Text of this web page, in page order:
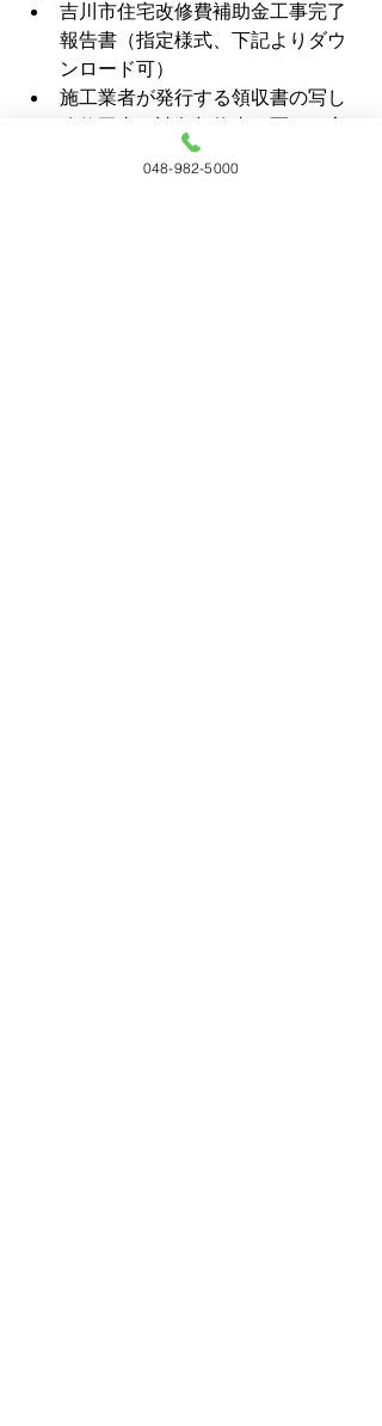
吉川市住宅改修費補助金工事完了
報告書（指定様式、下記よりダウ
ンロード可）
施工業者が発行する領収書の写し
付申請時に未提出または工事金額
048-982-5000